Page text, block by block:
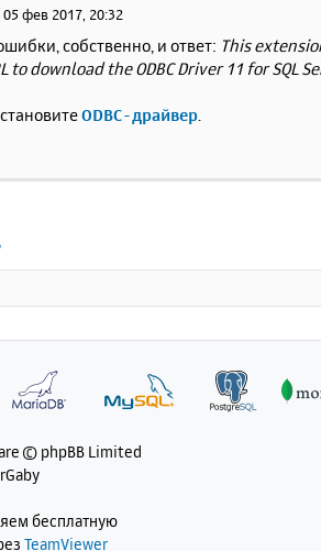
05 фев 2017, 20:32
собственно, и ответ: This
to download the ODBC Driver 11 for SQL
ODBC-драйвер.
© phpBB Limited
бесплатную
TeamViewer